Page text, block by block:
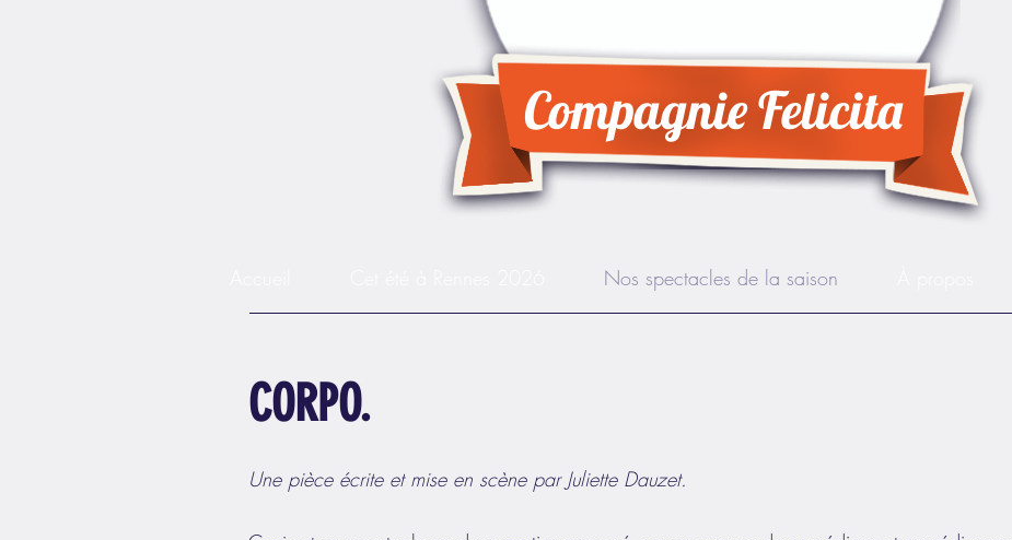
Compagnie Felicita
Nos spectacles de la saison
CORPO.
Une pièce écrite et mise en scène par Juliette Dauzet.